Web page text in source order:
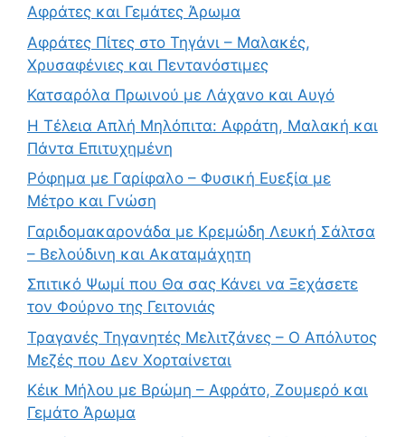
Αφράτες και Γεμάτες Άρωμα
Αφράτες Πίτες στο Τηγάνι – Μαλακές,
Χρυσαφένιες και Πεντανόστιμες
Κατσαρόλα Πρωινού με Λάχανο και Αυγό
Η Τέλεια Απλή Μηλόπιτα: Αφράτη, Μαλακή και
Πάντα Επιτυχημένη
Ρόφημα με Γαρίφαλο – Φυσική Ευεξία με
Μέτρο και Γνώση
Γαριδομακαρονάδα με Κρεμώδη Λευκή Σάλτσα
– Βελούδινη και Ακαταμάχητη
Σπιτικό Ψωμί που Θα σας Κάνει να Ξεχάσετε
τον Φούρνο της Γειτονιάς
Τραγανές Τηγανητές Μελιτζάνες – Ο Απόλυτος
Μεζές που Δεν Χορταίνεται
Κέικ Μήλου με Βρώμη – Αφράτο, Ζουμερό και
Γεμάτο Άρωμα